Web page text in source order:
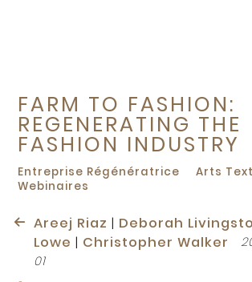
FARM TO FASHION:
REGENERATING THE
FASHION INDUSTRY
Entreprise Régénératrice
Arts
Webinaires
Areej Riaz | Deborah
Lowe | Christopher Walker
01